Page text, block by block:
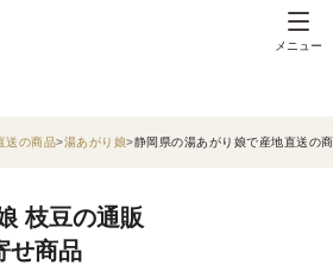
メニュー
送の商品 湯あがり娘 静岡県の湯あがり娘で産地直送の
枝豆の通販
せ商品